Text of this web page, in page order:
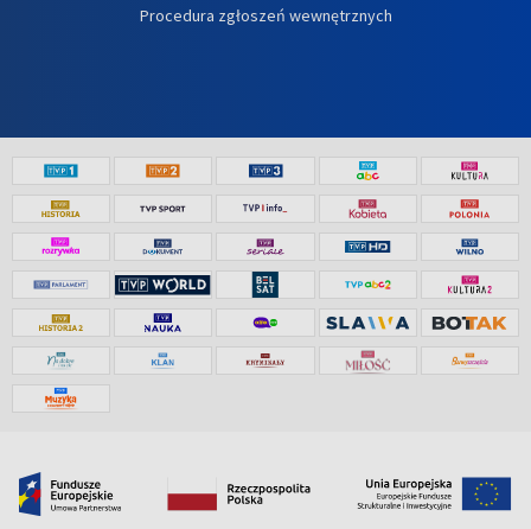
Procedura zgłoszeń wewnętrznych